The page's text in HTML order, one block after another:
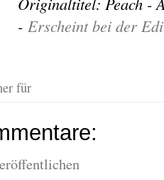
- Erscheint bei der
für